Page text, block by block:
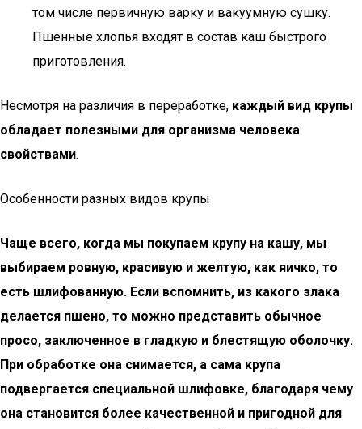
том числе первичную варку и вакуумную сушку.
Пшенные хлопья входят в состав каш быстрого
приготовления.
Несмотря на различия в переработке, каждый вид крупы
обладает полезными для организма человека
свойствами.
Особенности разных видов крупы
Чаще всего, когда мы покупаем крупу на кашу, мы
выбираем ровную, красивую и желтую, как яичко, то
есть шлифованную. Если вспомнить, из какого злака
делается пшено, то можно представить обычное
просо, заключенное в гладкую и блестящую оболочку.
При обработке она снимается, а сама крупа
подвергается специальной шлифовке, благодаря чему
она становится более качественной и пригодной для